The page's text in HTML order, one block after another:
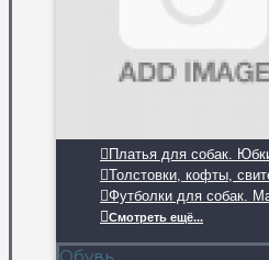
Платья для собак.
Толстовки, кофты,
Футболки для собак.
Смотреть ещё...